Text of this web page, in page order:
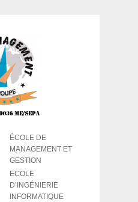
ÉCOLE DE
MANAGEMENT ET
GESTION
ECOLE
D’INGÉNIERIE
INFORMATIQUE